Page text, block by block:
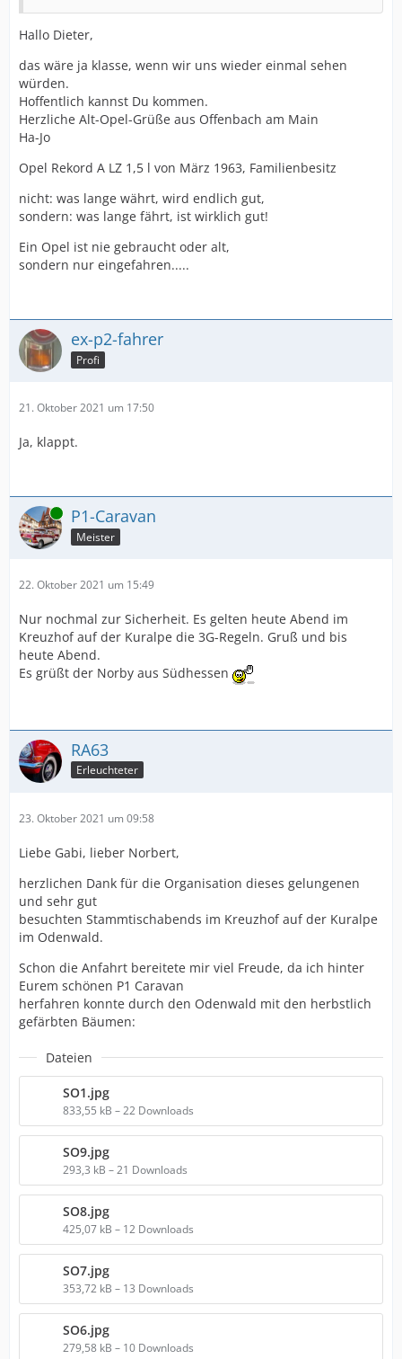
Hallo Dieter,
das wäre ja klasse, wenn wir uns wieder einmal sehen
würden.
Hoffentlich kannst Du kommen.
Herzliche Alt-Opel-Grüße aus Offenbach am Main
Ha-Jo
Opel Rekord A LZ 1,5 l von März 1963, Familienbesitz
nicht: was lange währt, wird endlich gut,
sondern: was lange fährt, ist wirklich gut!
Ein Opel ist nie gebraucht oder alt,
sondern nur eingefahren.....
ex-p2-fahrer
Profi
21. Oktober 2021 um 17:50
Ja, klappt.
Online P1-Caravan
Meister
22. Oktober 2021 um 15:49
Nur nochmal zur Sicherheit. Es gelten heute Abend im
Kreuzhof auf der Kuralpe die 3G-Regeln. Gruß und bis
heute Abend.
Es grüßt der Norby aus Südhessen
RA63
Erleuchteter
23. Oktober 2021 um 09:58
Liebe Gabi, lieber Norbert,
herzlichen Dank für die Organisation dieses gelungenen
und sehr gut
besuchten Stammtischabends im Kreuzhof auf der Kuralpe
im Odenwald.
Schon die Anfahrt bereitete mir viel Freude, da ich hinter
Eurem schönen P1 Caravan
herfahren konnte durch den Odenwald mit den herbstlich
gefärbten Bäumen:
Dateien
SO1.jpg
833,55 kB – 22 Downloads
SO9.jpg
293,3 kB – 21 Downloads
SO8.jpg
425,07 kB – 12 Downloads
SO7.jpg
353,72 kB – 13 Downloads
SO6.jpg
279,58 kB – 10 Downloads